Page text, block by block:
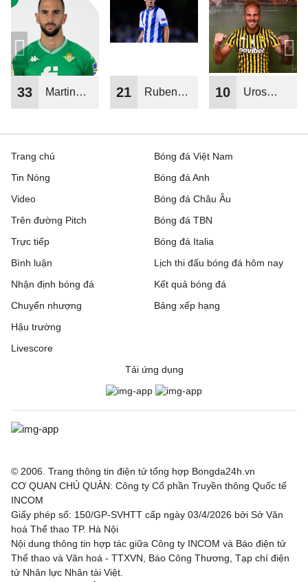
33 Martin 21 Ruben 10 Uros
Trang chủ
Tin Nóng
Video
Trên đường Pitch
Trực tiếp
Bóng đá Việt Nam
Bóng đá Anh
Bóng đá Châu Âu
Bóng đá TBN
Bóng đá Italia
Bình luận
Nhận định bóng đá
Chuyển nhượng
Hậu trường
Livescore
Lịch thi đấu bóng đá hôm nay
Kết quả bóng đá
Bảng xếp hạng
Tải ứng dụng
© 2006. Trang thông tin điện tử tổng hợp Bongda24h.vn
CƠ QUAN CHỦ QUẢN: Công ty Cổ phần Truyền thông Quốc tế
INCOM
Giấy phép số: 150/GP-SVHTT cấp ngày 03/4/2026 bởi Sở Văn
hoá Thể thao TP. Hà Nội
Nội dung thông tin hợp tác giữa Công ty INCOM và Báo điện tử
Thể thao và Văn hoá - TTXVN, Báo Công Thương, Tạp chí điện
tử Nhân lực Nhân tài Việt.